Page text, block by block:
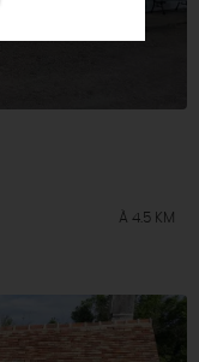
À 4.5 KM